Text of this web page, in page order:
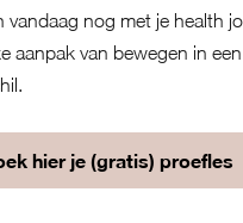
vandaag nog met je health
aanpak van bewegen in
hier je (gratis) proefles